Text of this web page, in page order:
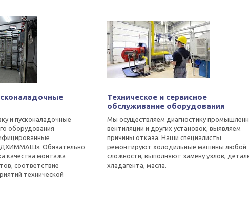
и пусконаладочные
оборудования
Обязательно
качества монтажа
соответствие
технической
Техническое и сервисное
обслуживание оборудования
Мы осуществляем диагностику
вентиляции и других установок, выявляем
причины отказа. Наши специалисты
ремонтируют холодильные машины любой
сложности, выполняют замену узлов,
хладагента, масла.